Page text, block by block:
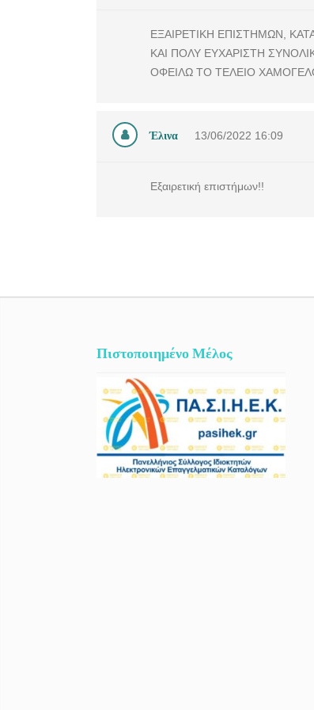
ΕΞΑΙΡΕΤΙΚΗ ΕΠΙΣΤΗΜΩΝ,
ΚΑΙ ΠΟΛΥ ΕΥΧΑΡΙΣΤΗ
ΟΦΕΙΛΩ ΤΟ ΤΕΛΕΙΟ
Έλινα 13/06/2022 16:09
Εξαιρετική επιστήμων!!
Πιστοποιημένο Μέλος